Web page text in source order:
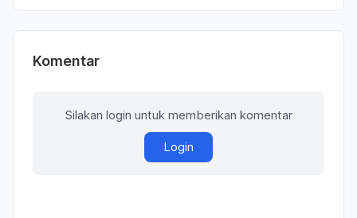
Komentar
Silakan login untuk memberikan komentar
Login